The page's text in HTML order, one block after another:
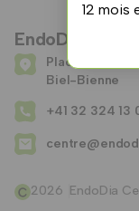
EndoDia
Place de la
Biel-Bienne
+41 32 324 13
2026 EndoDia
12 mois